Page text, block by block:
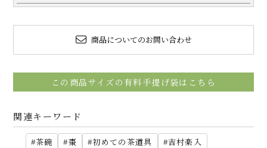
商品についてのお問い合わせ
この商品サイズの有料手提げ袋はこちら
関連キーワード
茶碗 棗 初めての茶道具
吉村楽入